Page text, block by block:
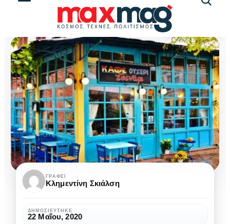
Καφέ-
Ουζερί
Τσινάρι:
ΓΡΆΦΕΙ
Κλημεντίνη Σκιάλση
ΔΗΜΟΣΙΕΎΤΗΚΕ
22 Μαΐου, 2020